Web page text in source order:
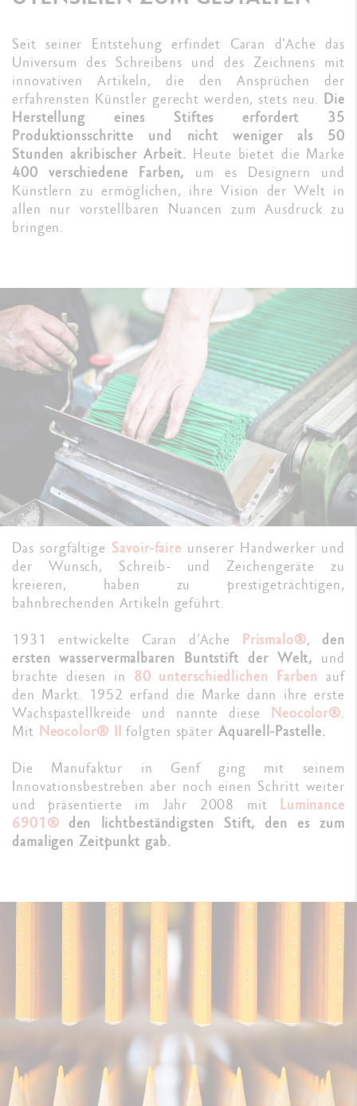
Seit seiner Entstehung erfindet Caran d'Ache das
Universum des Schreibens und des Zeichnens mit
innovativen Artikeln, die den Ansprüchen der
erfahrensten Künstler gerecht werden, stets neu. Die
Herstellung eines Stiftes erfordert 35
Produktionsschritte und nicht weniger als 50
Stunden akribischer Arbeit. Heute bietet die Marke
400 verschiedene Farben, um es Designern und
Künstlern zu ermöglichen, ihre Vision der Welt in
allen nur vorstellbaren Nuancen zum Ausdruck zu
bringen.
Das sorgfältige Savoir-faire unserer Handwerker und
der Wunsch, Schreib- und Zeichengeräte zu
kreieren, haben zu prestigeträchtigen,
bahnbrechenden Artikeln geführt.
1931 entwickelte Caran d’Ache Prismalo®,den
ersten wasservermalbaren Buntstift der Welt, und
brachte diesen in 80 unterschiedlichen Farben auf
den Markt. 1952 erfand die Marke dann ihre erste
Wachspastellkreide und nannte diese Neocolor®
Mit Neocolor® II folgten später Aquarell-Pastelle.
Die Manufaktur in Genf ging mit seinem
Innovationsbestreben aber noch einen Schritt weiter
und präsentierte im Jahr 2008 mit Luminance
6901® den lichtbeständigsten Stift, den es zum
damaligen Zeitpunkt gab.